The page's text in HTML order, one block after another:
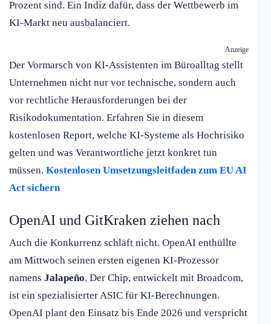
Prozent sind. Ein Indiz dafür, dass der Wettbewerb im
KI-Markt neu ausbalanciert.
Anzeige
Der Vormarsch von KI-Assistenten im Büroalltag stellt
Unternehmen nicht nur vor technische, sondern auch
vor rechtliche Herausforderungen bei der
Risikodokumentation. Erfahren Sie in diesem
kostenlosen Report, welche KI-Systeme als Hochrisiko
gelten und was Verantwortliche jetzt konkret tun
müssen. Kostenlosen Umsetzungsleitfaden zum EU AI
Act sichern
OpenAI und GitKraken ziehen nach
Auch die Konkurrenz schläft nicht. OpenAI enthüllte
am Mittwoch seinen ersten eigenen KI-Prozessor
namens Jalapeño. Der Chip, entwickelt mit Broadcom,
ist ein spezialisierter ASIC für KI-Berechnungen.
OpenAI plant den Einsatz bis Ende 2026 und verspricht